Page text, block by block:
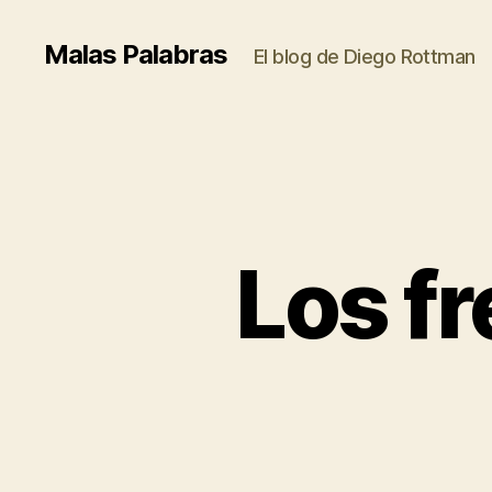
Malas Palabras El blog de Diego Rottman
Los